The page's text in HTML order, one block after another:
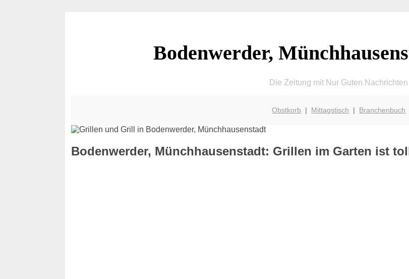
Bodenwerder,
Die Zeitung mit Nur Guten Nachrichten
Obstkorb | Mittagstisch | Branchenbuch
Bodenwerder, Münchhausenstadt: Grillen im Garten ist